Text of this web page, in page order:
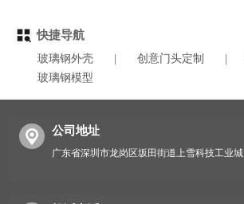
快捷导航
玻璃钢外壳 | 创意门头定制 |
玻璃钢模型
公司地址
广东省深圳市龙岗区坂田街道上雪科技工业城